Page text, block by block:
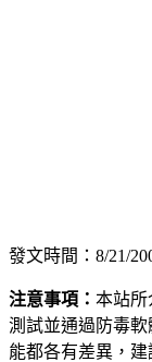
發文時間：8/21/
注意事項： 本站所
測試並通過防毒
能都各有差異，